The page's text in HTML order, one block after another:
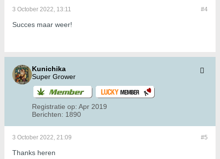
#4
3 October 2022, 13:11
Succes maar weer!
Kunichika
Super Grower
Registratie op: Apr 2019
Berichten: 1890
#5
3 October 2022, 21:09
Thanks heren